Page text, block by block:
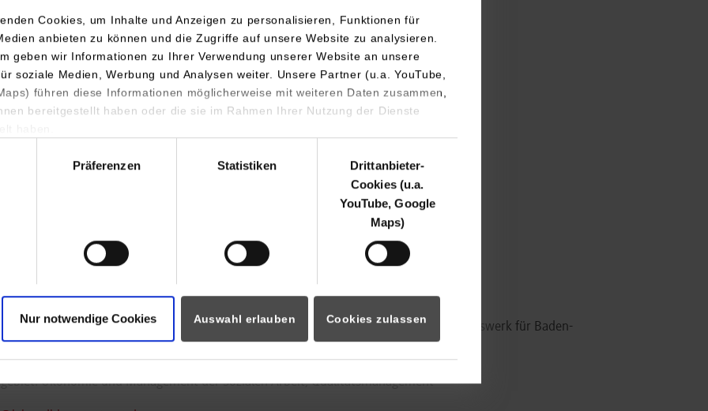
Cookies, um Inhalte und Anzeigen zu personalisieren, Funktionen für
anbieten zu können und die Zugriffe auf unsere Website zu analysieren.
geben wir Informationen zu Ihrer Verwendung unserer Website an unsere
soziale Medien, Werbung und Analysen weiter. Unsere Partner (u.a. YouTube,
führen diese Informationen möglicherweise mit weiteren Daten zusammen,
bereitgestellt haben oder die sie im Rahmen Ihrer Nutzung der Dienste
Präferenzen Statistiken
Drittanbieter-
Cookies (u.a.
YouTube, Google
Maps)
Nur notwendige Cookies Auswahl erlauben Cookies zulassen
Alexander
Grundlagen professionellen und methodischen Handelns
Karin
Haushaltsökonim (Universität), TQM-Auditorin, system. Coach, Hausleitung Wohlfahrtswerk für Baden-
Ökonomie und Management der Sozialen Arbeit, Qualitätsmanagement